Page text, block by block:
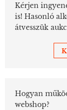
Kérjen
is! Hasonló
átvesszük
Hogyan
webshop?